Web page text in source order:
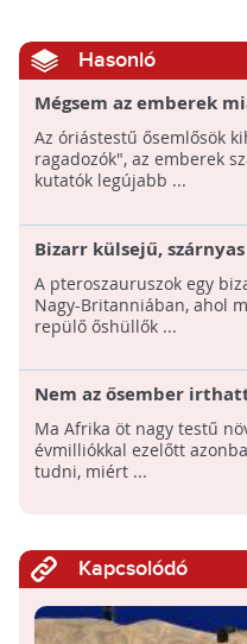
Hasonló
Mégsem az emberek
Észak-Amerikában?
Az óriástestű ősemlősök
ragadozók", az emberek
kutatók legújabb ...
Bizarr külsejű,
Nagy-Britanniában
A pteroszauruszok egy
Nagy-Britanniában, ahol
repülő őshüllők ...
Nem az ősember
növényevő emlőseit
Ma Afrika öt nagy testű
évmilliókkal ezelőtt
tudni, miért ...
Kapcsolódó